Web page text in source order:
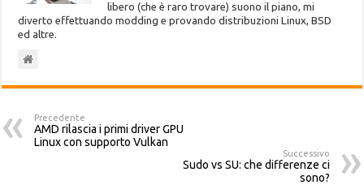
libero (che è raro trovare) suono il piano, mi
diverto effettuando modding e provando distribuzioni Linux, BSD
ed altre.
Precedente
AMD rilascia i primi driver GPU
Linux con supporto Vulkan
Successivo
Sudo vs SU: che differenze ci
sono?